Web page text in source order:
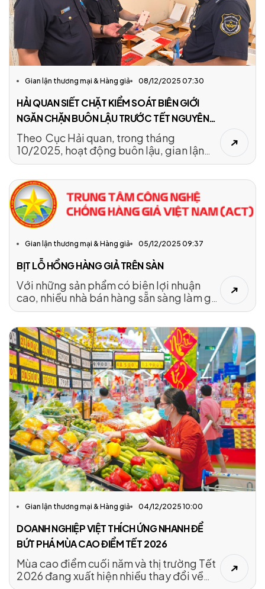
Gian lận thương mại & Hàng giả 08/12/2025 07:30
HẢI QUAN SIẾT CHẶT KIỂM SOÁT BIÊN GIỚI
NGĂN CHẶN BUÔN LẬU TRƯỚC TẾT NGUYÊN
ĐÁN 2026
Theo Cục Hải quan, trong tháng
10/2025, hoạt động buôn lậu, gian lận
thương mại và vận chuyển trái phép hàng
đặc biệt khi thị trường vàng thế giới và
trong nước có mức chênh lệch giá lớn,
làm gia tăng nguy cơ buôn lậu, vận
chuyển trái phép vàng và tiền tệ qua biên
Gian lận thương mại & Hàng giả 05/12/2025 09:37
BỊT LỖ HỔNG HÀNG GIẢ TRÊN SÀN
Với những sản phẩm có biên lợi nhuận
cao, nhiều nhà bán hàng sẵn sàng làm giả
giấy tờ hoặc tìm mọi cách 'qua mặt' sàn
Gian lận thương mại & Hàng giả 04/12/2025 10:00
DOANH NGHIỆP VIỆT THÍCH ỨNG NHANH ĐỂ
BỨT PHÁ MÙA CAO ĐIỂM TẾT 2026
Mùa cao điểm cuối năm và thị trường Tết
2026 đang xuất hiện nhiều thay đổi về